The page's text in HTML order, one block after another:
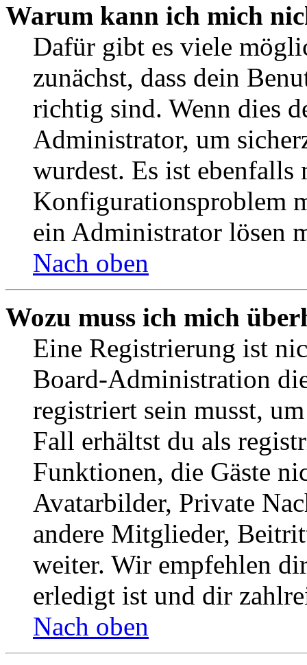
Warum kann ich mich
Dafür gibt es viele
zunächst, dass dein
richtig sind. Wenn dies
Administrator, um
wurdest. Es ist ebenfalls
Konfigurationsproblem
ein Administrator lösen
Nach oben
Wozu muss ich mich
Eine Registrierung ist
Board-Administration
registriert sein musst,
Fall erhältst du als
Funktionen, die Gäste
Avatarbilder, Private
andere Mitglieder,
weiter. Wir empfehlen
erledigt ist und dir
Nach oben